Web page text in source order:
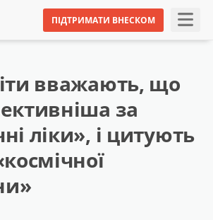
ПІДТРИМАТИ ВНЕСКОМ
вважають, що
за
ліки», і цитують